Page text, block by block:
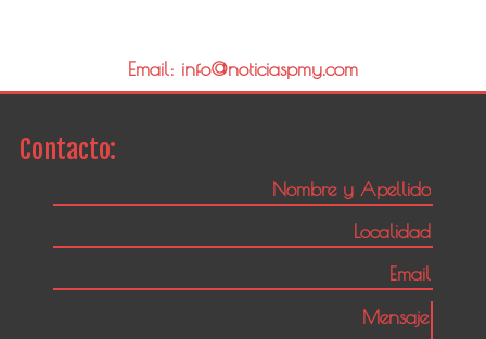
Email: info@noticiaspmy.com
Contacto: